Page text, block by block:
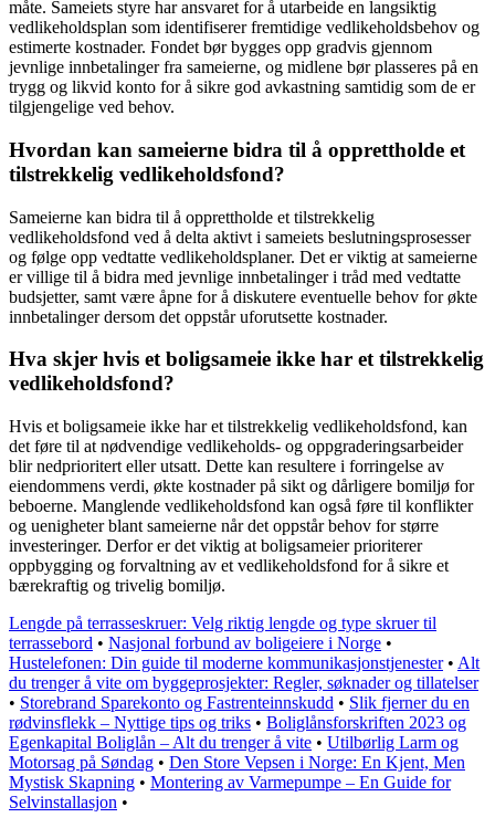
måte. Sameiets styre har ansvaret for å utarbeide en langsiktig
vedlikeholdsplan som identifiserer fremtidige vedlikeholdsbehov og
estimerte kostnader. Fondet bør bygges opp gradvis gjennom
jevnlige innbetalinger fra sameierne, og midlene bør plasseres på en
trygg og likvid konto for å sikre god avkastning samtidig som de er
tilgjengelige ved behov.
Hvordan kan sameierne bidra til å opprettholde et
tilstrekkelig vedlikeholdsfond?
Sameierne kan bidra til å opprettholde et tilstrekkelig
vedlikeholdsfond ved å delta aktivt i sameiets beslutningsprosesser
og følge opp vedtatte vedlikeholdsplaner. Det er viktig at sameierne
er villige til å bidra med jevnlige innbetalinger i tråd med vedtatte
budsjetter, samt være åpne for å diskutere eventuelle behov for økte
innbetalinger dersom det oppstår uforutsette kostnader.
Hva skjer hvis et boligsameie ikke har et tilstrekkelig
vedlikeholdsfond?
Hvis et boligsameie ikke har et tilstrekkelig vedlikeholdsfond, kan
det føre til at nødvendige vedlikeholds- og oppgraderingsarbeider
blir nedprioritert eller utsatt. Dette kan resultere i forringelse av
eiendommens verdi, økte kostnader på sikt og dårligere bomiljø for
beboerne. Manglende vedlikeholdsfond kan også føre til konflikter
og uenigheter blant sameierne når det oppstår behov for større
investeringer. Derfor er det viktig at boligsameier prioriterer
oppbygging og forvaltning av et vedlikeholdsfond for å sikre et
bærekraftig og trivelig bomiljø.
Lengde på terrasseskruer: Velg riktig lengde og type skruer til
terrassebord • Nasjonal forbund av boligeiere i Norge •
Hustelefonen: Din guide til moderne kommunikasjonstjenester• Alt
du trenger å vite om byggeprosjekter: Regler, søknader og tillatelser
• Storebrand Sparekonto og Fastrenteinnskudd • Slik fjerner du en
rødvinsflekk – Nyttige tips og triks • Boliglånsforskriften 2023 og
Egenkapital Boliglån – Alt du trenger å vite • Utilbørlig Larm og
Motorsag på Søndag • Den Store Vepsen i Norge: En Kjent, Men
Mystisk Skapning • Montering av Varmepumpe – En Guide for
Selvinstallasjon •